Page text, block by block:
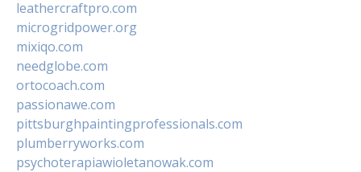
leathercraftpro.com
microgridpower.org
mixiqo.com
needglobe.com
ortocoach.com
passionawe.com
pittsburghpaintingprofessionals.com
plumberryworks.com
psychoterapiawioletanowak.com